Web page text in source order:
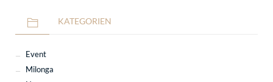
KATEGORIEN
Event
Milonga